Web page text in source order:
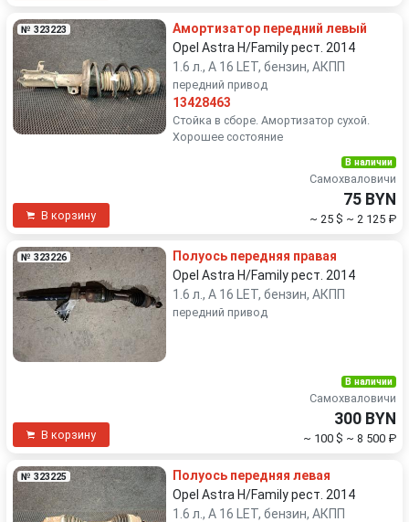
№ 323223
Амортизатор передний левый
Opel Astra H/Family рест. 2014
1.6 л., A 16 LET, бензин, АКПП
передний привод
13428463
Стойка в сборе. Амортизатор сухой.
Хорошее состояние
В корзину
В наличии
Самохваловичи
75 BYN
~ 25 $ ~ 2 125 ₽
№ 323226
Полуось передняя правая
Opel Astra H/Family рест. 2014
1.6 л., A 16 LET, бензин, АКПП
передний привод
В корзину
В наличии
Самохваловичи
300 BYN
~ 100 $ ~ 8 500 ₽
№ 323225
Полуось передняя левая
Opel Astra H/Family рест. 2014
1.6 л., A 16 LET, бензин, АКПП